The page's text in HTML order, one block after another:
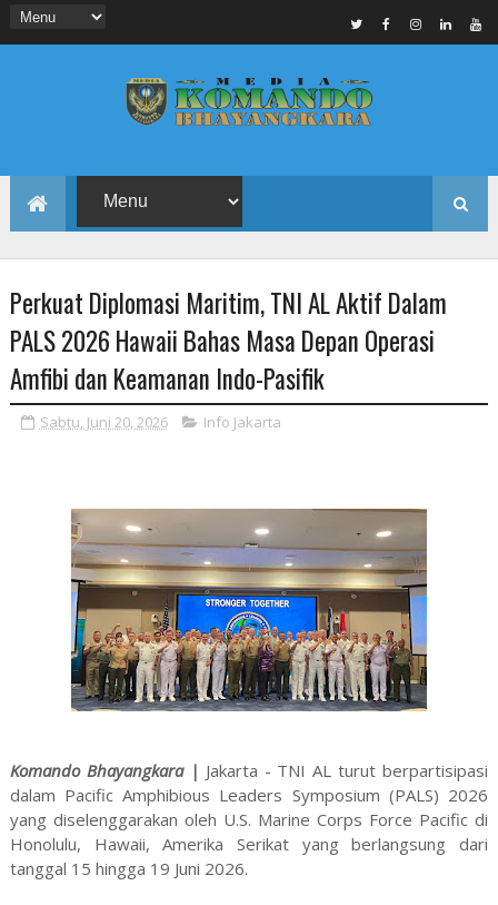
Perkuat Diplomasi Maritim, TNI AL Aktif Dalam
PALS 2026 Hawaii Bahas Masa Depan Operasi
Amfibi dan Keamanan Indo-Pasifik
Sabtu, Juni 20, 2026 Info Jakarta
Komando Bhayangkara | Jakarta - TNI AL turut berpartisipasi
dalam Pacific Amphibious Leaders Symposium (PALS) 2026
yang diselenggarakan oleh U.S. Marine Corps Force Pacific di
Honolulu, Hawaii, Amerika Serikat yang berlangsung dari
tanggal 15 hingga 19 Juni 2026.